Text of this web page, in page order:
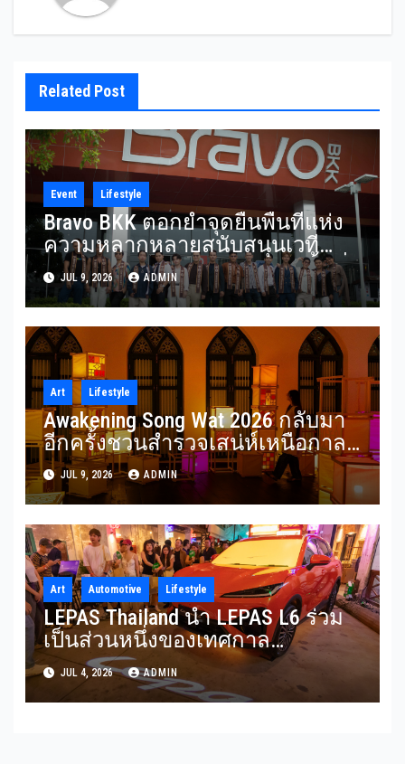
Related Post
Event Lifestyle
Bravo BKK ตอกย้ำจุดยืนพื้นที่แห่ง
ความหลากหลายสนับสนุนเวที
Mister Gay Thailand 2026 เปิดพื้นที่
ส่งต่อแรงบันดาลใจและความเท่า
เทียมสู่สังคม
JUL 9, 2026 ADMIN
Art Lifestyle
Awakening Song Wat 2026 กลับมา
อีกครั้งชวนสำรวจเสน่ห์เหนือกาล
เวลาของ ‘ทรงวาด’ ผ่านศิลปะแสง
ไฟ ในธีม “SON(G)EVITY” 3-12
กรกฎาคม 2569
JUL 9, 2026 ADMIN
Art Automotive Lifestyle
LEPAS Thailand นำ LEPAS L6 ร่วม
เป็นส่วนหนึ่งของเทศกาล
Awakening Song Wat 2026 สะท้อน
การผสานนวัตกรรม ความยั่งยืน
และไลฟ์สไตล์พรีเมียมเข้าด้วยกัน
JUL 4, 2026 ADMIN